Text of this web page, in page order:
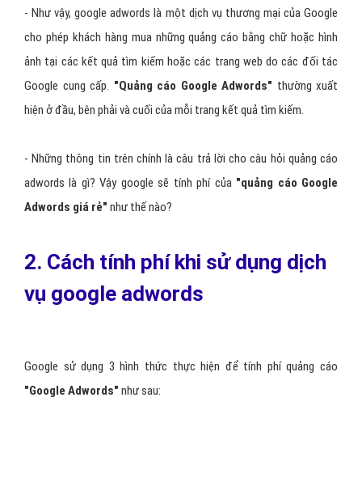
- Như vậy, google adwords là một dịch vụ thương mại của Google
cho phép khách hàng mua những quảng cáo bằng chữ hoặc hình
ảnh tại các kết quả tìm kiếm hoặc các trang web do các đối tác
Google cung cấp. "Quảng cáo Google Adwords" thường xuất
hiện ở đầu, bên phải và cuối của mỗi trang kết quả tìm kiếm.
- Những thông tin trên chính là câu trả lời cho câu hỏi quảng cáo
adwords là gì? Vậy google sẽ tính phí của "quảng cáo Google
Adwords giá rẻ" như thế nào?
2. Cách tính phí khi sử dụng dịch
vụ google adwords
Google sử dụng 3 hình thức thực hiện để tính phí quảng cáo
"Google Adwords" như sau: